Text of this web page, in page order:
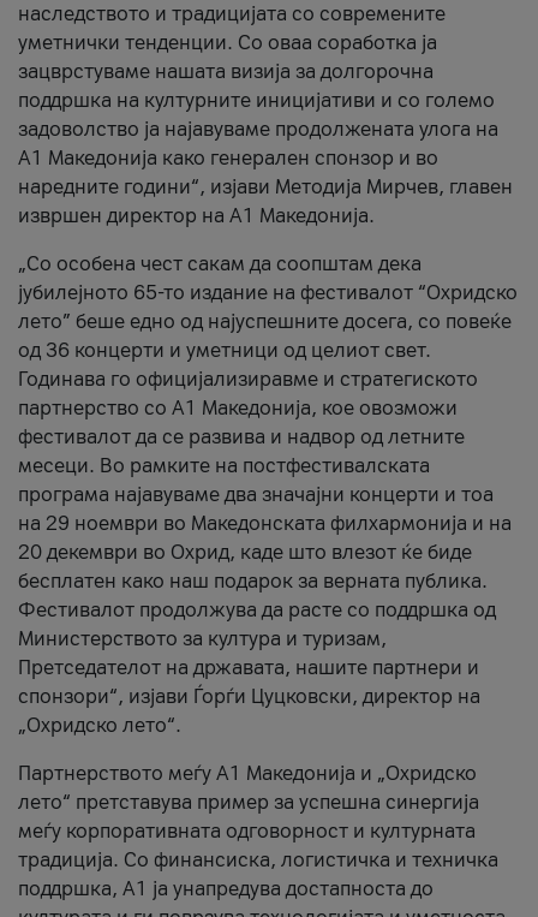
наследството и традицијата со современите
уметнички тенденции. Со оваа соработка ја
зацврстуваме нашата визија за долгорочна
поддршка на културните иницијативи и со големо
задоволство ја најавуваме продолжената улога на
A1 Македонија како генерален спонзор и во
наредните години“, изјави Методија Мирчев, главен
извршен директор на A1 Македонија.
„Со особена чест сакам да соопштам дека
јубилејното 65-то издание на фестивалот “Охридско
лето” беше едно од најуспешните досега, со повеќе
од 36 концерти и уметници од целиот свет.
Годинава го официјализиравме и стратегиското
партнерство со А1 Македонија, кое овозможи
фестивалот да се развива и надвор од летните
месеци. Во рамките на постфестивалската
програма најавуваме два значајни концерти и тоа
на 29 ноември во Македонската филхармонија и на
20 декември во Охрид, каде што влезот ќе биде
бесплатен како наш подарок за верната публика.
Фестивалот продолжува да расте со поддршка од
Министерството за култура и туризам,
Претседателот на државата, нашите партнери и
спонзори“, изјави Ѓорѓи Цуцковски, директор на
„Охридско лето“.
Партнерството меѓу A1 Македонија и „Охридско
лето“ претставува пример за успешна синергија
меѓу корпоративната одговорност и културната
традиција. Со финансиска, логистичка и техничка
поддршка, A1 ја унапредува достапноста до